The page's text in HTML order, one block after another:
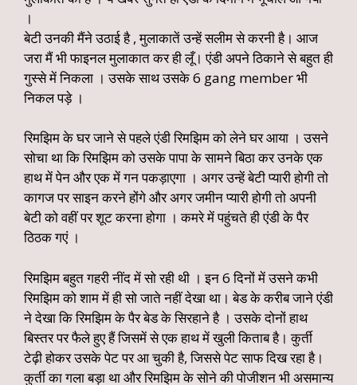
।
बेटी उनकी मैंने उठाई है , मुलाकातें उन्हें सलीम से करनी है। आज
जरा मैं भी फाइनल मुलाकात कर ही लूँ। एंडी अपने ठिकाने से बहुत ही
गुस्से में निकला । उसके साथ उसके 6 gang member भी
निकल पड़े ।
रिमझिम के घर जाने से पहले एंडी रिमझिम को लेने घर आया । उसने
सोचा था कि रिमझिम को उसके पापा के सामने बिठा कर उनके एक
हाथ में पेन और एक में गन पकड़ाएगा । अगर उन्हें बेटी प्यारी होगी तो
कागज पर साइन करने होंगे और अगर जमीन प्यारी होगी तो अपनी
बेटी को वहीं पर शूट करना होगा । कमरे में पहुंचते ही एंडी के पैर
ठिठक गएं ।
रिमझिम बहुत गहरी नींद में सो रही थी । इन 6 दिनों में उसने कभी
रिमझिम को शाम में ही सो जाते नहीं देखा था। बेड के करीब जाने एंडी
ने देखा कि रिमझिम के पैर बेड के सिरहाने है । उसके दोनों हाथ
बिस्तर पर फैले हुए हैं जिसमें से एक हाथ में खुली किताब है। कुर्ती
टेढ़ी होकर उसके पेट पर आ चुकी है, जिससे पेट साफ दिख रहा है।
कुर्ती का गला बड़ा था और रिमझिम के सोने की पोजीशन भी असमान्य